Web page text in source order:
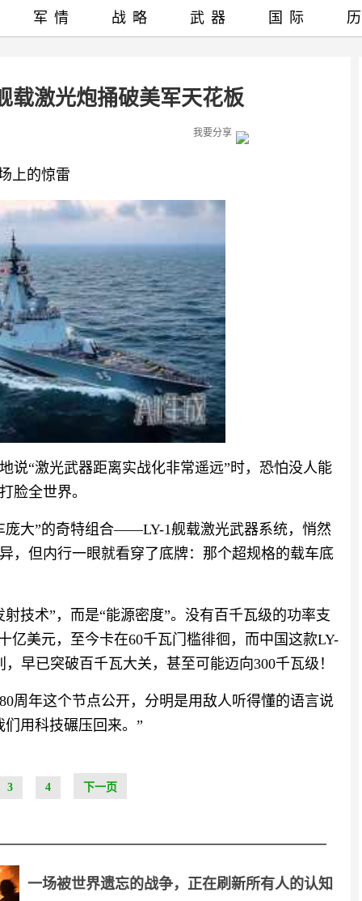
载激光炮捅破美军天花板
我要分享
上的惊雷
说“激光武器距离实战化非常遥远”时，恐怕没人能
脸全世界。
庞大”的奇特组合——LY-1舰载激光武器系统，悄然
，但内行一眼就看穿了底牌：那个超规格的载车底
技术”，而是“能源密度”。没有百千瓦级的功率支
亿美元，至今卡在60千瓦门槛徘徊，而中国这款LY-
已突破百千瓦大关，甚至可能迈向300千瓦级！
周年这个节点公开，分明是用敌人听得懂的语言说
用科技碾压回来。”
3 4 下一页
军情 战略 武器 国际
一场被世界遗忘的战争，正在刷新所有人的认知